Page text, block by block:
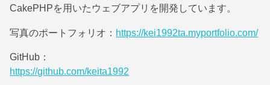
CakePHPを用いたウェブアプリを開発しています。
写真のポートフォリオ： https://kei1992ta.myportfolio.com/
GitHub：
https://github.com/keita1992